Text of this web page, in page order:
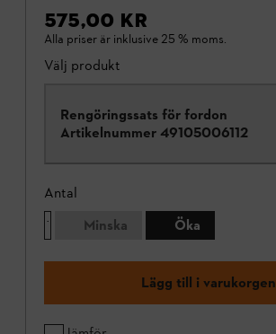
575,00 KR
Alla priser är inklusive 25 % moms.
Välj produkt
Rengöringssats för fordon
Artikelnummer 49105006112
Antal
Minska
Öka
Lägg till i varukorgen